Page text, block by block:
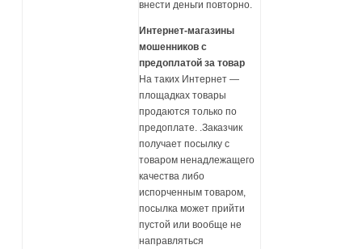
внести деньги повторно.
Интернет-магазины
мошенников с
предоплатой за товар
На таких Интернет —
площадках товары
продаются только по
предоплате. .Заказчик
получает посылку с
товаром ненадлежащего
качества либо
испорченным товаром,
посылка может прийти
пустой или вообще не
направляться